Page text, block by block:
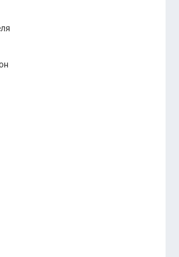
и дизайна, что делает его
для создания
и стильной рабочей атмосферы.